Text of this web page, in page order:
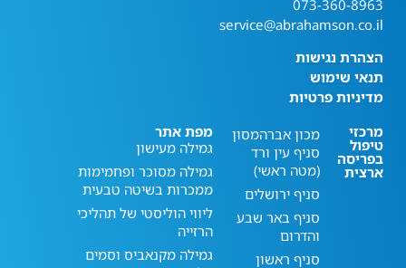
073-360-8963
service@abrahamson.co.il
הצהרת נגישות
תנאי שימוש
מדיניות פרטיות
מרכזי
טיפול
בפריסה
ארצית
מכון אברהמסון
סניף עין ורד
(מטה ראשי)
סניף ירושלים
סניף באר שבע
והדרום
סניף ראשון
מפת אתר
גמילה מעישון
גמילה מסוכר ופחמימות
ממכרות בשיטה טבעית
ליווי הוליסטי של תהליכי
הרזייה
גמילה מקנאביס וסמים